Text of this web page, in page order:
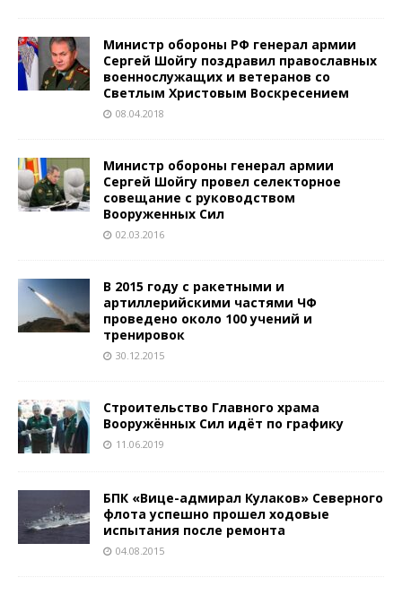
Министр обороны РФ генерал армии
Сергей Шойгу поздравил православных
военнослужащих и ветеранов со
Светлым Христовым Воскресением
08.04.2018
Министр обороны генерал армии
Сергей Шойгу провел селекторное
совещание с руководством
Вооруженных Сил
02.03.2016
В 2015 году с ракетными и
артиллерийскими частями ЧФ
проведено около 100 учений и
тренировок
30.12.2015
Строительство Главного храма
Вооружённых Сил идёт по графику
11.06.2019
БПК «Вице-адмирал Кулаков» Северного
флота успешно прошел ходовые
испытания после ремонта
04.08.2015